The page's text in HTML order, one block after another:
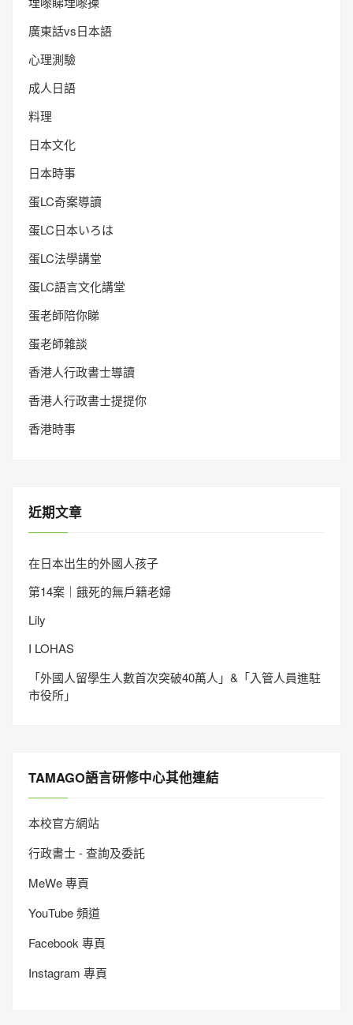
廣東話vs日本語
心理測驗
成人日語
料理
日本文化
日本時事
蛋LC奇案導讀
蛋LC日本いろは
蛋LC法學講堂
蛋LC語言文化講堂
蛋老師陪你睇
蛋老師雜談
香港人行政書士導讀
香港人行政書士提提你
香港時事
近期文章
在日本出生的外國人孩子
第14案｜餓死的無戶籍老婦
Lily
I LOHAS
「外國人留學生人數首次突破40萬人」&「入管人員進駐
市役所」
TAMAGO語言研修中心其他連結
本校官方網站
行政書士 - 查詢及委託
MeWe 專頁
YouTube 頻道
Facebook 專頁
Instagram 專頁